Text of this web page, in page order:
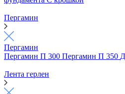
Пергамин
Пергамин
Пергамин П 300 Пергамин П 350
Лента герлен